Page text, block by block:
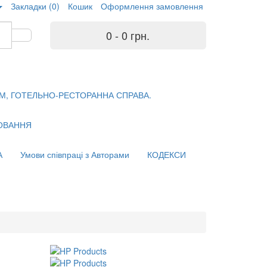
Закладки (0) Кошик Оформлення замовлення
0 - 0 грн.
ГОТЕЛЬНО-РЕСТОРАННА СПРАВА.
Умови співпраці з Авторами КОДЕКСИ